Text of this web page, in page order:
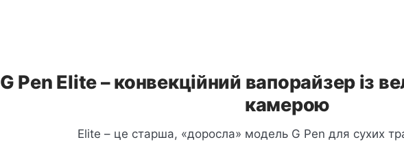
G Pen Elite – конвекційний вапорайзер із
камерою
Elite – це старша, «доросла» модель G Pen для сухих